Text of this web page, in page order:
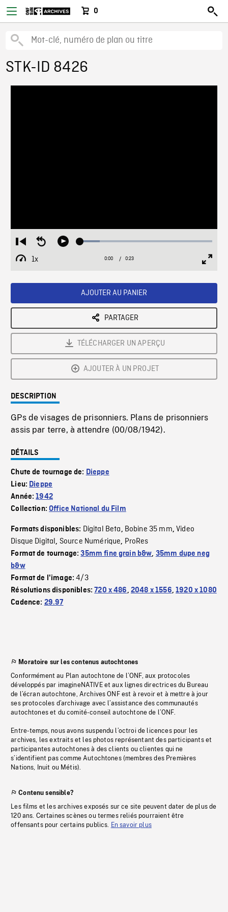
0
STK-ID 8426
Restart
from
beginning
Seek
Play Loaded:
1x
Playback
Current
0:00 / Duration
0:23
AJOUTER AU PANIER
PARTAGER
TÉLÉCHARGER UN APERÇU
AJOUTER À UN PROJET
DESCRIPTION
GPs de visages de prisonniers. Plans de prisonniers
assis par terre, à attendre (00/08/1942).
DÉTAILS
Chute de tournage de: Dieppe
Lieu: Dieppe
Année:1942
Collection:Office National du Film
Formats disponibles: Digital Beta, Bobine 35 mm,Video
Disque Digital, Source Numérique, ProRes
Format de tournage:35mm fine grain b&w, 35mm dupe neg
b&w
Format de l'image:4/3
Résolutions disponibles:720 x 486, 2048 x 1556,1920 x 1080
Cadence: 29.97
Moratoire sur les contenus autochtones
Conformément au Plan autochtone de l’ONF, aux protocoles
développés par imagineNATIVE et aux lignes directrices du Bureau
de l’écran autochtone, Archives ONF est à revoir et à mettre à jour
ses protocoles d’archivage avec l’assistance des communautés
autochtones et du comité-conseil autochtone de l’ONF.
Entre-temps, nous avons suspendu l’octroi de licences pour les
archives, les extraits et les photos représentant des participants et
participantes autochtones à des clients ou clientes qui ne
s’identifient pas comme Autochtones (membres des Premières
Nations, Inuit ou Métis).
Contenu sensible?
Les films et les archives exposés sur ce site peuvent dater de plus de
120 ans. Certaines scènes ou termes reliés pourraient être
offensants pour certains publics. En savoir plus